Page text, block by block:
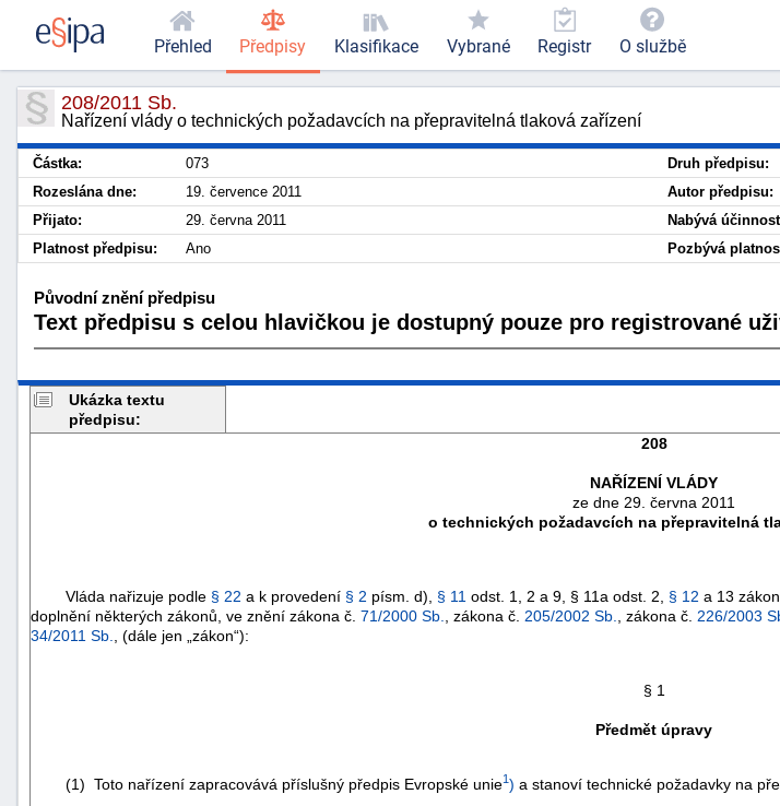
208/2011 Sb.
Nařízení vlády o technických požadavcích na přepravitelná tlaková zařízení
Částka: 073 Druh předpisu:
Rozeslána dne:
19. července 2011 Autor předpisu:
Přijato:
29. června 2011 Nabývá
Platnost předpisu:
Ano Pozbývá
Původní znění předpisu
Text předpisu s celou hlavičkou je dostupný pouze pro registrované
Ukázka textu
předpisu:
208
NAŘÍZENÍ VLÁDY
ze dne 29. června 2011
o technických požadavcích na přepravitelná
Vláda nařizuje podle § 22 a k provedení § 2 písm. d), § 11 odst. 1, 2 a 9, § 11a odst. 2, § 12 a 13
doplnění některých zákonů, ve znění zákona č. 71/2000 Sb. , zákona č. 205/2002 Sb. , zákona č. 226/2003
34/2011 Sb.
, (dále jen „zákon“):
§ 1
Předmět úpravy
(1) Toto nařízení zapracovává příslušný předpis Evropské unie1 ) a stanoví technické požadavky na
Přehled Předpisy Klasifikace Vybrané Registr O službě